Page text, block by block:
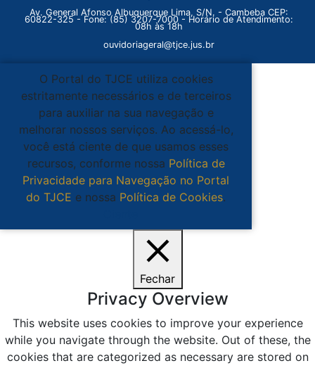
Av. General Afonso Albuquerque Lima, S/N. - Cambeba CEP:
60822-325 - Fone: (85) 3207-7000 - Horário de Atendimento:
08h às 18h
ouvidoriageral@tjce.jus.br
O Portal do TJCE utiliza cookies
estritamente necessários e de terceiros
para auxiliar na sua navegação e
melhorar nossos serviços. Ao acessá-lo,
você está ciente de que usamos esses
recursos, conforme nossa Política de
Privacidade para Navegação no Portal
do TJCE e nossa Política de Cookies.
Fechar
Privacy Overview
This website uses cookies to improve your experience
while you navigate through the website. Out of these, the
cookies that are categorized as necessary are stored on